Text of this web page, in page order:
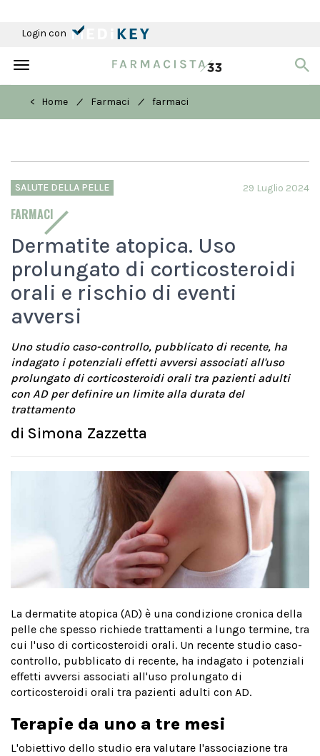
Login con
Toggle
< Home
/ Farmaci / farmaci
SALUTE DELLA PELLE
FARMACI
29 Luglio 2024
Dermatite atopica. Uso
prolungato di corticosteroidi
orali e rischio di eventi
avversi
Uno studio caso-controllo, pubblicato di recente, ha
indagato i potenziali effetti avversi associati all'uso
prolungato di corticosteroidi orali tra pazienti adulti
con AD per definire un limite alla durata del
trattamento
di Simona Zazzetta
La dermatite atopica (AD) è una condizione cronica della
pelle che spesso richiede trattamenti a lungo termine, tra
cui l'uso di corticosteroidi orali. Un recente studio caso-
controllo, pubblicato di recente, ha indagato i potenziali
effetti avversi associati all'uso prolungato di
corticosteroidi orali tra pazienti adulti con AD.
Terapie da uno a tre mesi
L'obiettivo dello studio era valutare l'associazione tra